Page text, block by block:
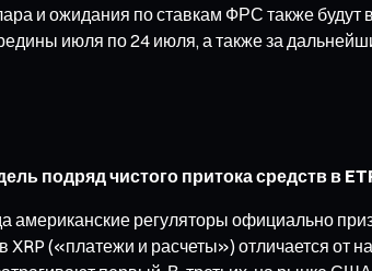
и ожидания по ставкам ФРС также
июля по 24 июля, а также за
подряд чистого притока средств в
американские регуляторы официально
(«платежи и расчеты») отличается